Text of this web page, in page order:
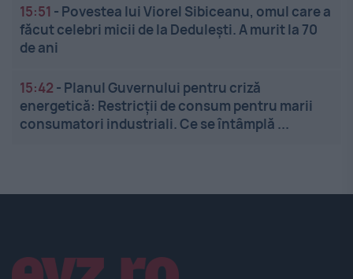
15:51 - Povestea lui Viorel Sibiceanu, omul care a
făcut celebri micii de la Dedulești. A murit la 70
de ani
15:42 - Planul Guvernului pentru criză
energetică: Restricții de consum pentru marii
consumatori industriali. Ce se întâmplă ...
Linkuri utile